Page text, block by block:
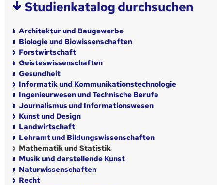
Studienkatalog durchsuchen
Architektur und Baugewerbe
Biologie und Biowissenschaften
Forstwirtschaft
Geisteswissenschaften
Gesundheit
Informatik und Kommunikationstechnologie
Ingenieurwesen und Technische Berufe
Journalismus und Informationswesen
Kunst und Design
Landwirtschaft
Lehramt und Bildungswissenschaften
Mathematik und Statistik
Musik und darstellende Kunst
Naturwissenschaften
Recht